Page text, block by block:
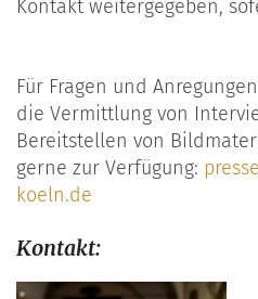
Kontakt weitergegeben,
Für Fragen und
die Vermittlung von
Bereitstellen von
gerne zur Verfügung:
koeln.de
Kontakt: